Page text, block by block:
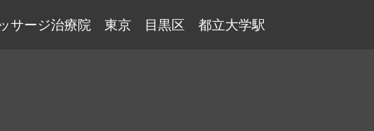
ッサージ治療院 東京 目黒区 都立大学駅